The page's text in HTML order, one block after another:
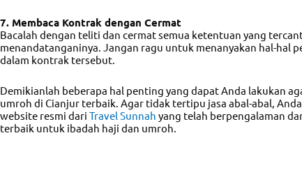
7. Membaca Kontrak dengan Cermat
Bacalah dengan teliti dan cermat semua ketentuan yang
menandatanganinya. Jangan ragu untuk menanyakan hal-hal
dalam kontrak tersebut.
Demikianlah beberapa hal penting yang dapat Anda lakukan
umroh di Cianjur terbaik. Agar tidak tertipu jasa abal-abal,
website resmi dari Travel Sunnah yang telah berpengalaman
terbaik untuk ibadah haji dan umroh.